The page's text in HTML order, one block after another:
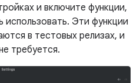
и включите функции,
использовать. Эти функции
в тестовых релизах, и
требуется.